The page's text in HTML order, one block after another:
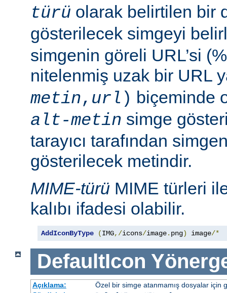
türü olarak belirtilen bir
gösterilecek simgeyi
simgenin göreli URL’si
nitelenmiş uzak bir URL
metin, url ) biçeminde
alt-metin simge
tarayıcı tarafından
gösterilecek metindir.
MIME-türü MIME türleri
kalıbı ifadesi olabilir.
AddIconByType (IMG,/icons/image. png) image/*
DefaultIcon
Açıklama:
Özel bir simge atanmamış dosyalar için